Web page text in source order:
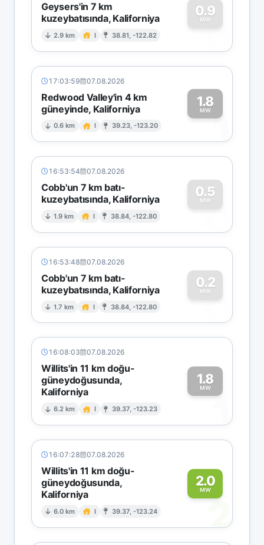
Geysers'in 7 km
kuzeybatısında, Kaliforniya
2.9 km I 38.81, -122.82
0.9
MW
0
17:03:59 07.08.2026
Redwood Valley'in 4 km
güneyinde, Kaliforniya
0.6 km I 39.23, -123.20
1.8
MW1
16:53:54 07.08.2026
Cobb'un 7 km batı-
kuzeybatısında, Kaliforniya
1.9 km I 38.84, -122.80
0.5
MW
0
16:53:48 07.08.2026
Cobb'un 7 km batı-
kuzeybatısında, Kaliforniya
1.7 km I 38.84, -122.80
0.2
MW
0
16:08:03 07.08.2026
Willits'in 11 km doğu-
güneydoğusunda,
Kaliforniya
6.2 km I 39.37, -123.23
1.8
MW
1
16:07:28 07.08.2026
Willits'in 11 km doğu-
güneydoğusunda,
Kaliforniya
6.0 km I 39.37, -123.24
2.0
MW
2